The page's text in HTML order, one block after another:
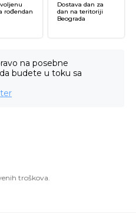
rođendan
Dostava dan za
dan na teritoriji
Beograda
na posebne
budete u toku sa